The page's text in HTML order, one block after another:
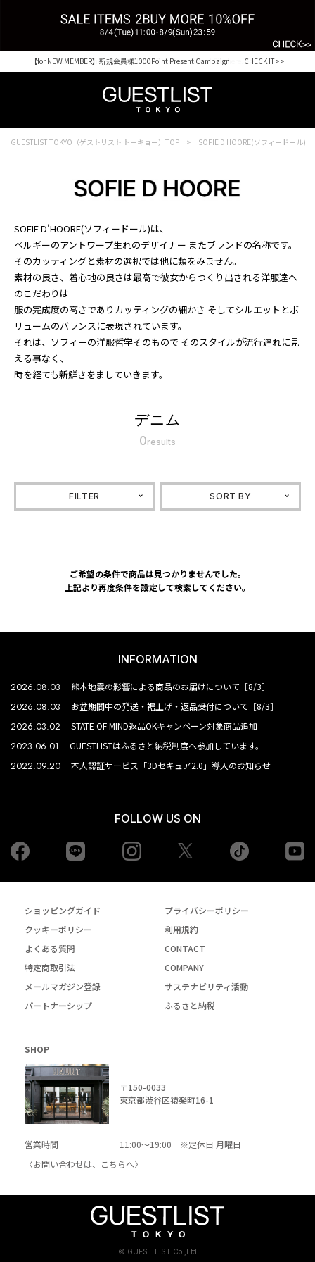
Shopping from outside Japan? Visit our Global Site here. >>
【for NEW MEMBER】新規会員様1000Point Present Campaign CHECK IT>>
GUESTLIST TOKYO（ゲストリスト トーキョー）TOP SOFIE D HOORE(ソフィードール)
SOFIE D'HOORE(ソフィードール)は、
ベルギーのアントワープ生れのデザイナー またブランドの名称です。
そのカッティングと素材の選択では他に類をみません。
素材の良さ、着心地の良さは最高で彼女からつくり出される洋服達へ
のこだわりは
服の完成度の高さでありカッティングの細かさ そしてシルエットとボ
リュームのバランスに表現されています。
それは、ソフィーの洋服哲学そのもので そのスタイルが流行遅れに見
える事なく、
時を経ても新鮮さをましていきます。
デニム
0results
FILTER SORT BY
ご希望の条件で商品は見つかりませんでした。
上記より再度条件を設定して検索してください。
INFORMATION
2026.08.03 熊本地震の影響による商品のお届けについて［8/3］
2026.08.03 お盆期間中の発送・裾上げ・返品受付について［8/3］
2026.03.02 STATE OF MIND返品OKキャンペーン対象商品追加
2023.06.01 GUESTLISTはふるさと納税制度へ参加しています。
2022.09.20 本人認証サービス「3Dセキュア2.0」導入のお知らせ
FOLLOW US ON
Facebook Instagram tiktok
ショッピングガイド
プライバシーポリシー
クッキーポリシー
利用規約
よくある質問
CONTACT
特定商取引法
COMPANY
メールマガジン登録
サステナビリティ活動
パートナーシップ
ふるさと納税
SHOP
〒150-0033
東京都渋谷区猿楽町16-1
営業時間
11:00～19:00 ※定休日 月曜日
〈お問い合わせは、
こちらへ〉
© GUEST LIST Co.,Ltd